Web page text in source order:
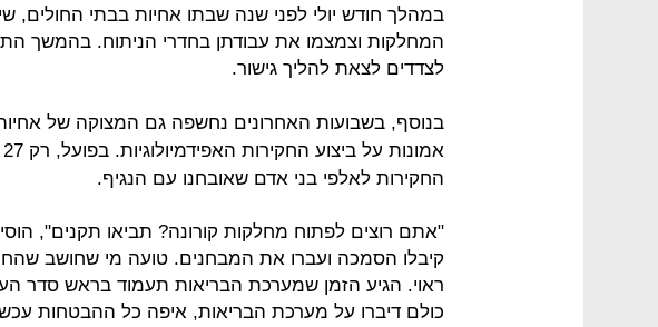
במהלך חודש יולי לפני שנה שבתו אחיות בבתי החולים,
המחלקות וצמצמו את עבודתן בחדרי הניתוח. בהמשך
לצדדים לצאת להליך גישור.
בנוסף, בשבועות האחרונים נחשפה גם המצוקה של
החקירות לאלפי בני אדם שאובחנו עם הנגיף.
קיבלו הסמכה ועברו את המבחנים. טועה מי שחושב
ראוי. הגיע הזמן שמערכת הבריאות תעמוד בראש סדר
כולם דיברו על מערכת הבריאות, איפה כל ההבטחות